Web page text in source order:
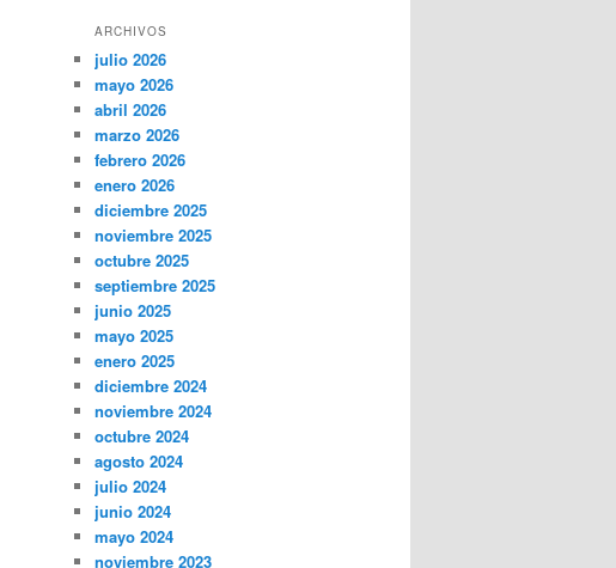
ARCHIVOS
julio 2026
mayo 2026
abril 2026
marzo 2026
febrero 2026
enero 2026
diciembre 2025
noviembre 2025
octubre 2025
septiembre 2025
junio 2025
mayo 2025
enero 2025
diciembre 2024
noviembre 2024
octubre 2024
agosto 2024
julio 2024
junio 2024
mayo 2024
noviembre 2023